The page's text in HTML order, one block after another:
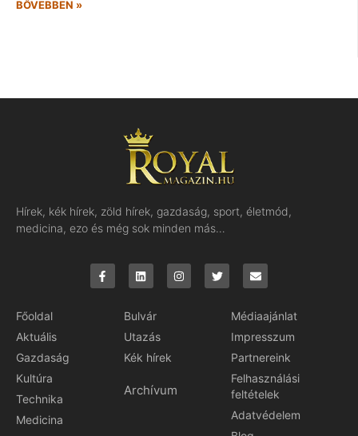
BŐVEBBEN »
Hírek, kék hírek, zöld hírek, gazdaság, sport, életmód,
medicina, ezo és még sok minden más…
Főoldal
Aktuális
Gazdaság
Kultúra
Technika
Medicina
Bulvár
Utazás
Kék hírek
Archívum
Médiaajánlat
Impresszum
Partnereink
Felhasználási
feltételek
Adatvédelem